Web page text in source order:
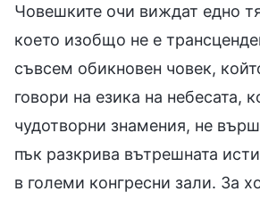
Човешките очи виждат едно
което изобщо не е
съвсем обикновен човек,
говори на езика на небесата,
чудотворни знамения, не
пък разкрива вътрешната
в големи конгресни зали. За